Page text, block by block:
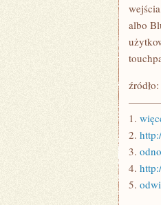
albo
źródło:
1.
2.
3.
4.
5.